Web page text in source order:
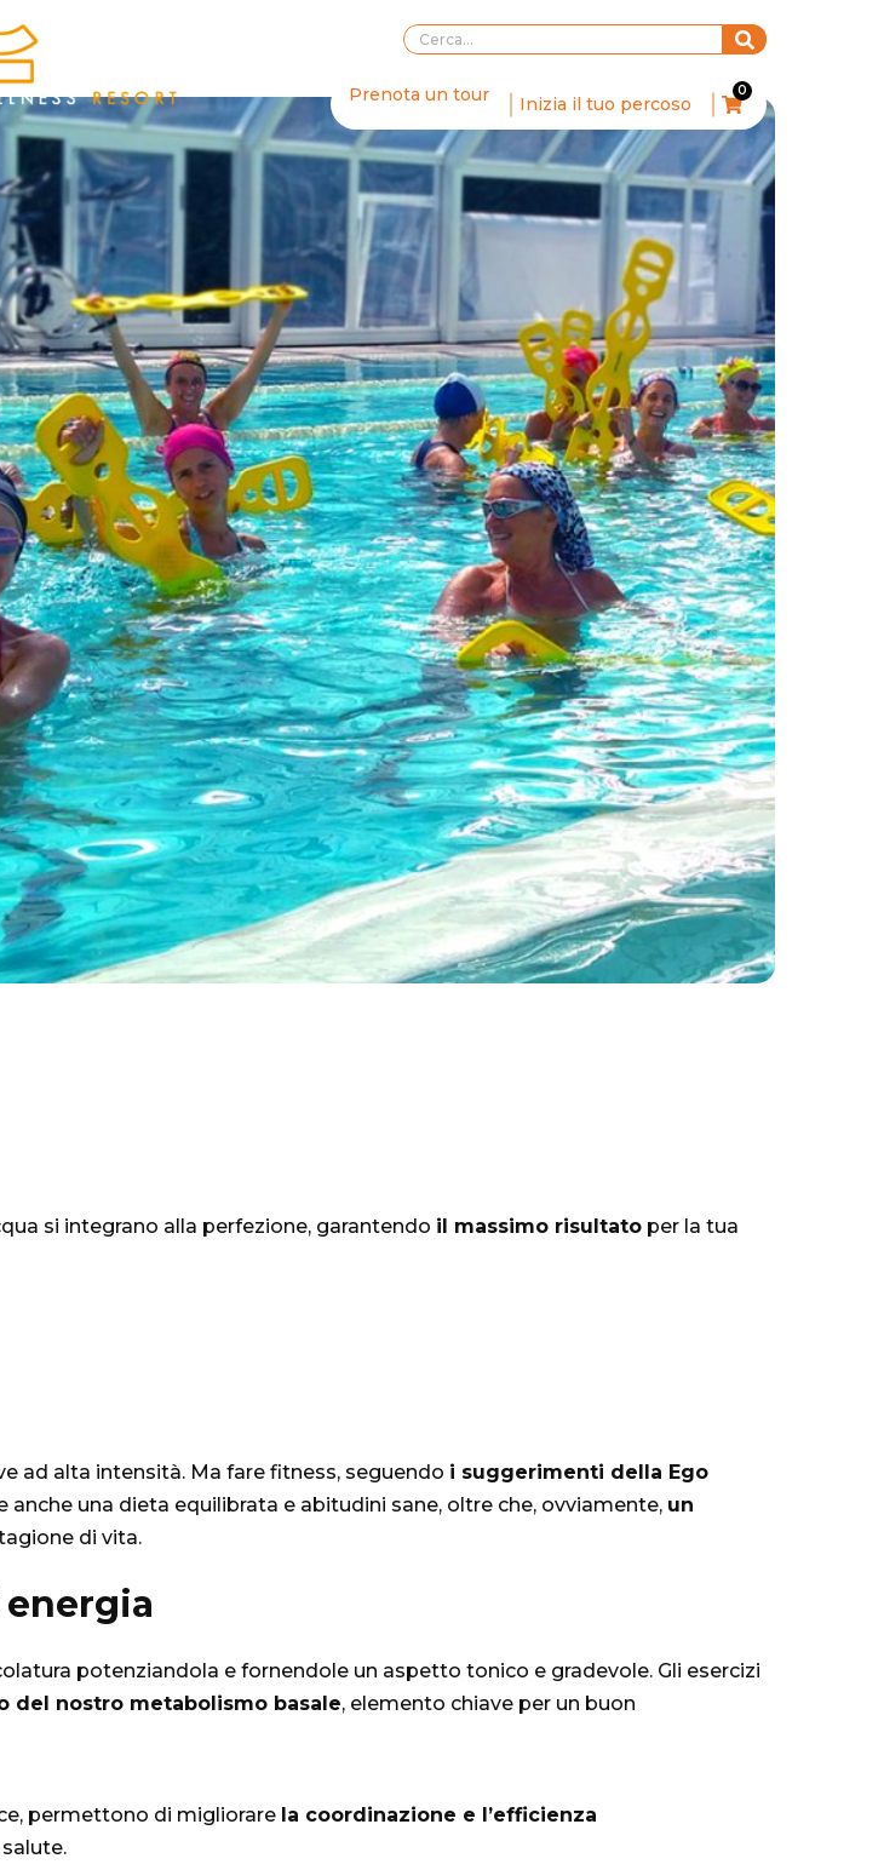
Prenota un tour Inizia il tuo percoso
0
si integrano alla perfezione, garantendo il massimo risultato per la tua
ad alta intensità. Ma fare fitness, seguendo i suggerimenti della Ego
anche una dieta equilibrata e abitudini sane, oltre che, ovviamente, un
di vita.
potenziandola e fornendole un aspetto tonico e gradevole. Gli esercizi
del nostro metabolismo basale, elemento chiave per un buon
permettono di migliorare la coordinazione e l’efficienza